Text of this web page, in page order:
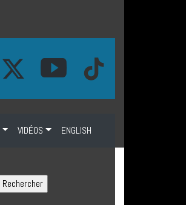
VIDÉOS ENGLISH